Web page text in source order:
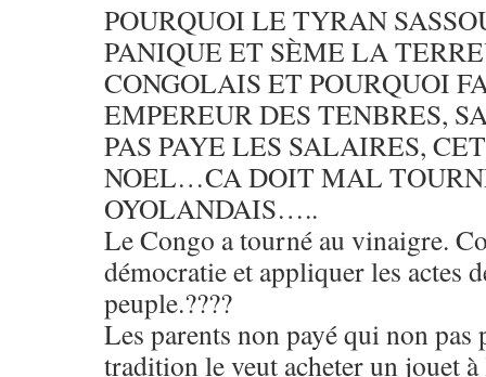
POURQUOI LE TYRAN
PANIQUE ET SÈME LA
CONGOLAIS ET POURQUOI
EMPEREUR DES TENBRES,
PAS PAYE LES SALAIRES,
NOEL…CA DOIT MAL
OYOLANDAIS…..
Le Congo a tourné au vinaigre.
démocratie et appliquer les actes
peuple.????
Les parents non payé qui non pas
tradition le veut acheter un jouet